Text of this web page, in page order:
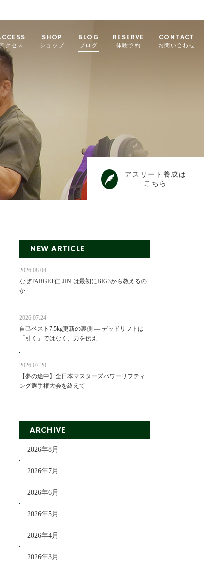
クセス
SHOP
ショップ
BLOG
ブログ
RESERVE
体験予約
CONTACT
お問い合わせ
アスリート養成は
こちら
NEW ARTICLE
2026.08.04
なぜTARGET仁-JIN-は最初にBIG3から教えるの
か
2026.07.24
自己ベスト7.5kg更新の裏側 ― デッドリフトは
「引く」ではなく、力を伝え…
2026.07.20
【夢の途中】全日本マスターズパワーリフティ
ング選手権大会を終えて
ARCHIVE
2026年8月
2026年7月
2026年6月
2026年5月
2026年4月
2026年3月